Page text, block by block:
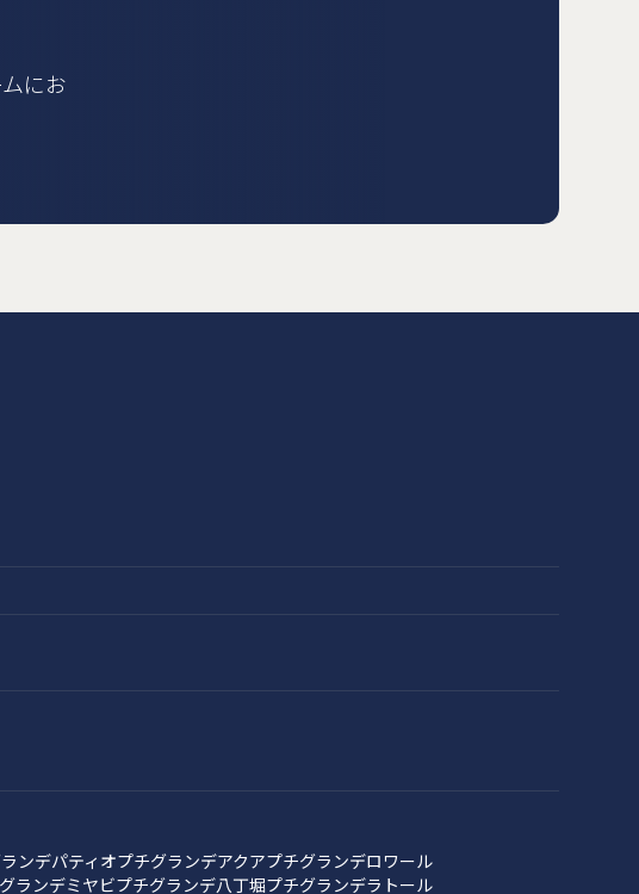
にお
ンデパティオプチグランデアクアプチグランデロワール
ランデミヤビプチグランデ八丁堀プチグランデラトール